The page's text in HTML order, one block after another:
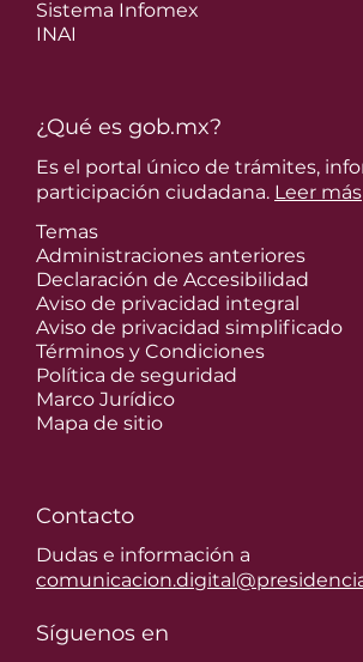
Sistema Infomex
INAI
¿Qué es gob.mx?
Es el portal único de trámites,
participación ciudadana. Leer más
Temas
Administraciones anteriores
Declaración de Accesibilidad
Aviso de privacidad integral
Aviso de privacidad simplificado
Términos y Condiciones
Política de seguridad
Marco Jurídico
Mapa de sitio
Contacto
Dudas e información a
Síguenos en